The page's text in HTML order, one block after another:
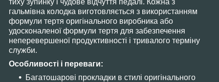
гальмівна колодка виготовляється з використанням
формули тертя оригінального виробника або
удосконаленої формули тертя для забезпечення
неперевершеної продуктивності і тривалого терміну
служби.
Особливості і переваги:
Багатошарові прокладки в стилі оригінального